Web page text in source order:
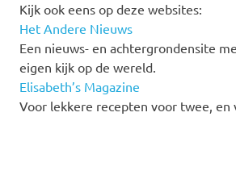
Kijk ook eens op deze websites:
Het Andere Nieuws
Een nieuws- en achtergrondensite
eigen kijk op de wereld.
Elisabeth’s Magazine
Voor lekkere recepten voor twee, en